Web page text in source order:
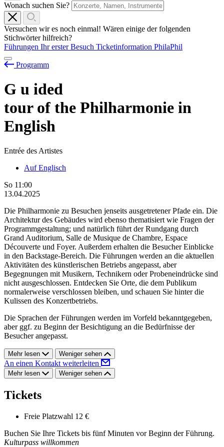
Wonach suchen Sie?
Versuchen wir es noch einmal! Wären einige der folgenden
Stichwörter hilfreich?
Führungen Ihr erster Besuch Ticketinformation PhilaPhil
Programm
G u ided
tour of the Philharmonie in
English
Entrée des Artistes
Auf Englisch
So 11:00
13.04.2025
Die Philharmonie zu Besuchen jenseits ausgetretener Pfade ein. Die
Architektur des Gebäudes wird ebenso thematisiert wie Fragen der
Programmgestaltung; und natürlich führt der Rundgang durch
Grand Auditorium, Salle de Musique de Chambre, Espace
Découverte und Foyer. Außerdem erhalten die Besucher Einblicke
in den Backstage-Bereich. Die Führungen werden an die aktuellen
Aktivitäten des künstlerischen Betriebs angepasst, aber
Begegnungen mit Musikern, Technikern oder Probeneindrücke sind
nicht ausgeschlossen. Entdecken Sie Orte, die dem Publikum
normalerweise verschlossen bleiben, und schauen Sie hinter die
Kulissen des Konzertbetriebs.
Die Sprachen der Führungen werden im Vorfeld bekanntgegeben,
aber ggf. zu Beginn der Besichtigung an die Bedürfnisse der
Besucher angepasst.
Mehr lesen Weniger sehen
An einen Kontakt weiterleiten
Mehr lesen Weniger sehen
Tickets
Freie Platzwahl 12 €
Buchen Sie Ihre Tickets bis fünf Minuten vor Beginn der Führung.
Kulturpass willkommen